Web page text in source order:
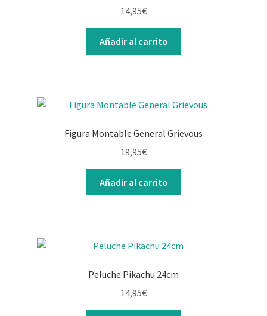
14,95€
Añadir al carrito
Figura Montable General Grievous
19,95€
Añadir al carrito
Peluche Pikachu 24cm
14,95€